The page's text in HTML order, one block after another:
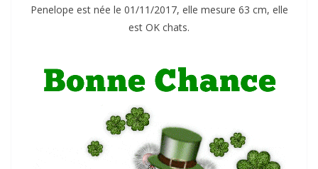
Penelope est née le 01/11/2017, elle mesure 63 cm, elle
est OK chats.